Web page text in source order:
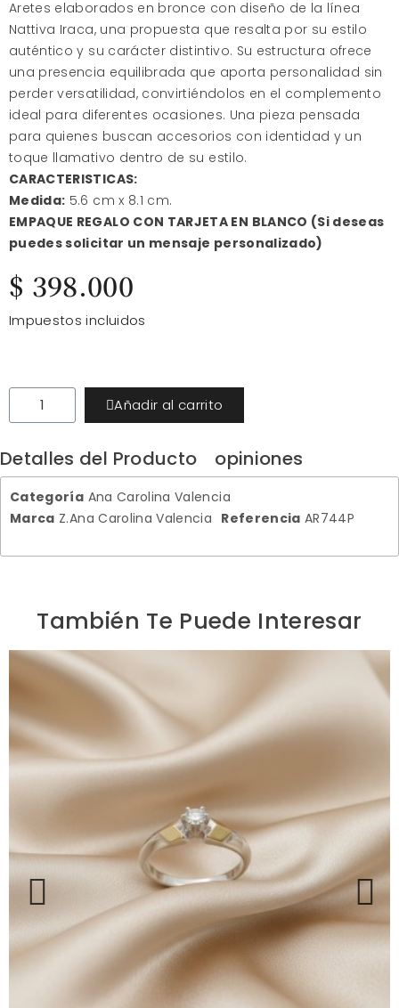
Aretes elaborados en bronce con diseño de la línea
Nattiva Iraca, una propuesta que resalta por su estilo
auténtico y su carácter distintivo. Su estructura ofrece
una presencia equilibrada que aporta personalidad sin
perder versatilidad, convirtiéndolos en el complemento
ideal para diferentes ocasiones. Una pieza pensada
para quienes buscan accesorios con identidad y un
toque llamativo dentro de su estilo.
CARACTERISTICAS:
Medida: 5.6 cm x 8.1 cm.
EMPAQUE REGALO CON TARJETA EN BLANCO (Si deseas
puedes solicitar un mensaje personalizado)
$ 398.000
Impuestos incluidos
Añadir al carrito
Detalles del Producto opiniones
Categoría Ana Carolina Valencia
Marca Z.Ana Carolina Valencia Referencia AR744P
También Te Puede Interesar